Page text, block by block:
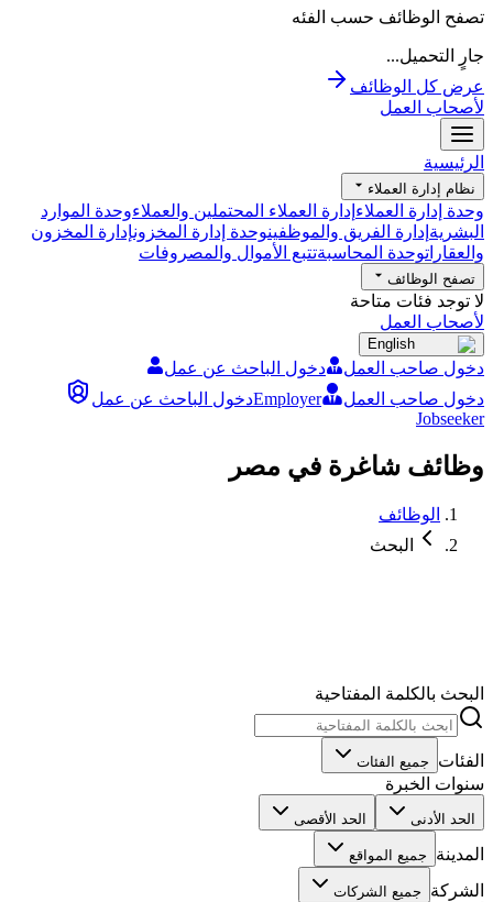
تصفح الوظائف حسب الفئه
جارٍ التحميل...
عرض كل الوظائف
لأصحاب العمل
الرئيسية
نظام إدارة العملاء
وحدة إدارة العملاء إدارة العملاء المحتملين والعملاءوحدة الموارد
البشرية إدارة الفريق والموظفينوحدة إدارة المخزونإدارة المخزون
والعقاراتوحدة المحاسبةتتبع الأموال والمصروفات
تصفح الوظائف
لا توجد فئات متاحة
لأصحاب العمل
English
دخول صاحب العمل
دخول الباحث عن عمل
دخول صاحب العمل
Employerدخول الباحث عن عمل
Jobseeker
وظائف شاغرة في مصر
الوظائف
البحث
البحث بالكلمة المفتاحية
الفئات جميع الفئات
سنوات الخبرة
الحد الأدنى الحد الأقصى
المدينة جميع المواقع
الشركة جميع الشركات